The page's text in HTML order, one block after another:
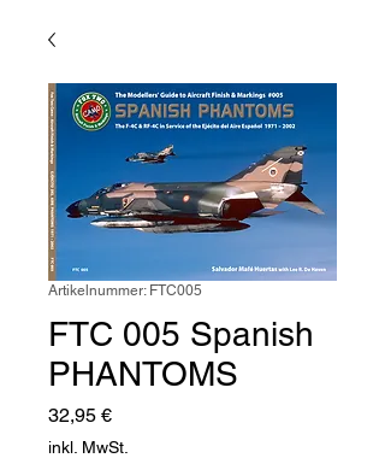
Artikelnummer: FTC005
FTC 005 Spanish
PHANTOMS
32,95 €Preis
inkl. MwSt.